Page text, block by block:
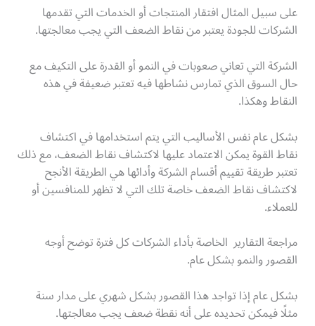
على سبيل المثال افتقار المنتجات أو الخدمات التي تقدمها
الشركات للجودة يعتبر من نقاط الضعف التي يجب معالجتها.
الشركة التي تعاني صعوبات في النمو أو القدرة على التكيف مع
حال السوق الذي تمارس نشاطها فيه تعتبر ضعيفة في هذه
النقاط وهكذا.
بشكل عام نفس الأساليب التي يتم استخدامها في اكتشاف
نقاط القوة يمكن الاعتماد عليها لاكتشاف نقاط الضعف، مع ذلك
تعتبر طريقة تقييم أقسام الشركة وأدائها هي الطريقة الأنجح
لاكتشاف نقاط الضعف خاصة تلك التي لا تظهر للمنافسين أو
للعملاء.
مراجعة التقارير الخاصة بأداء الشركات كل فترة توضح أوجه
القصور والنمو بشكل عام.
بشكل عام إذا تواجد هذا القصور بشكل شهري على مدار سنة
مثلًا فيمكن تحديده على أنه نقطة ضعف يجب معالجتها.